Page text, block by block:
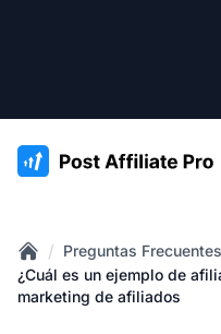
:site.title
Home
/ Preguntas Frecuentes
¿Cuál es un ejemplo de
marketing de afiliados